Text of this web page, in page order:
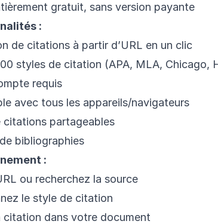
gratuit, sans version payante
:
de citations à partir d’URL en un clic
styles de citation (APA, MLA, Chicago,
requis
avec tous les appareils/navigateurs
citations partageables
bibliographies
:
ou recherchez la source
le style de citation
citation dans votre document